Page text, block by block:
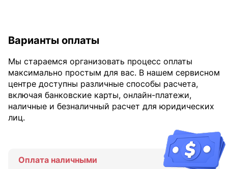
Варианты оплаты
Мы стараемся организовать процесс оплаты
максимально простым для вас. В нашем сервисном
центре доступны различные способы расчета,
включая банковские карты, онлайн-платежи,
наличные и безналичный расчет для юридических
лиц.
Оплата наличными